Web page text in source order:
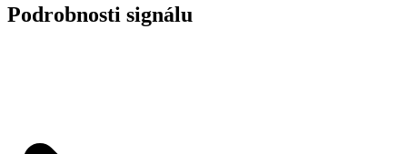
Podrobnosti signálu